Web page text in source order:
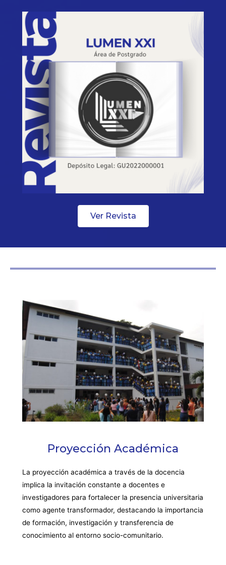
Ver Revista
Proyección Académica
La proyección académica a través de la docencia
implica la invitación constante a docentes e
investigadores para fortalecer la presencia universitaria
como agente transformador, destacando la importancia
de formación, investigación y transferencia de
conocimiento al entorno socio-comunitario.